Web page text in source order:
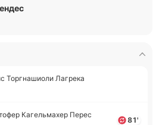
То­ргна­шио­ли Ла­гре­ка
Ка­ге­льма­хер Перес
81'